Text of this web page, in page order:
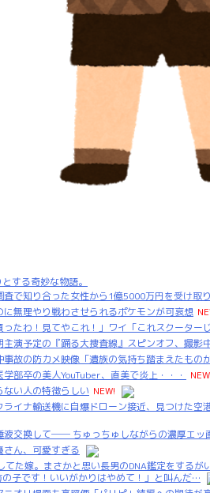
する奇妙な物語。
査で知り合った女性から1億5000万円を受け取
に無理やり戦わさせられるポケモンが可哀想
ったわ！見てやこれ！」ワイ「これスクーター
主演予定の『踊る大捜査線』スピンオフ、撮影
故の防カメ映像「遺族の気持ち踏まえたもの
学部卒の美人YouTuber、直美で炎上・・・
ない人の特徴らしい NEW!
ライナ輸送機に自爆ドローン接近、見つけた
液交換して── ちゅっちゅしながらの濃厚エッ
さん、可愛すぎる
てた嫁。まさかと思い長男のDNA鑑定をする
の子です！いいがかりはやめて！」と叫んだ…